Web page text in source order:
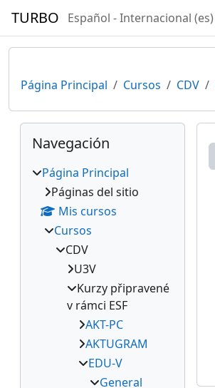
TURBO Español - Internacional ‎(es)‎
Página Principal Cursos CDV
Bloques
Salta Navegación
Navegación
Página Principal
Páginas del sitio
Mis cursos
Cursos
CDV
U3V
Kurzy připravené
v rámci ESF
AKT-PC
AKTUGRAM
EDU-V
General